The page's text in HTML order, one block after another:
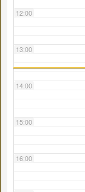
12:00
13:00
14:00
15:00
16:00